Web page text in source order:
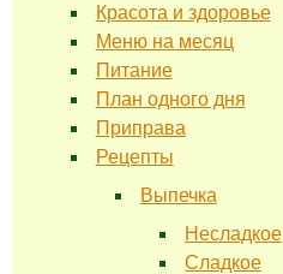
Красота и здоровье
Меню на месяц
Питание
План одного дня
Приправа
Рецепты
Выпечка
Несладкое
Сладкое